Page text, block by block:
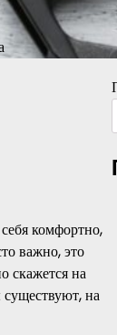
комфортно,
важно, это
скажется на
на